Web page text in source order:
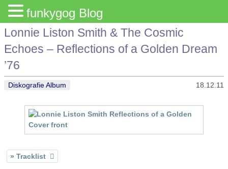
Lonnie Liston Smith & The Cosmic
Echoes – Reflections of a Golden Dream
’76
Diskografie Album 18.12.11
Tracklist
funkygog Blog